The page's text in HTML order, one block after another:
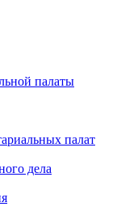
палаты
палат
дела